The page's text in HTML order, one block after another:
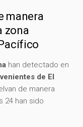
manera
zona
han detectado en
de El
de manera
24 han sido